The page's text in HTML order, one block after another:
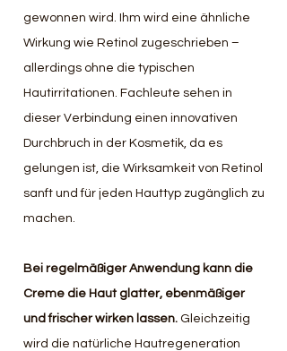
gewonnen wird. Ihm wird eine ähnliche
Wirkung wie Retinol zugeschrieben –
allerdings ohne die typischen
Hautirritationen. Fachleute sehen in
dieser Verbindung einen innovativen
Durchbruch in der Kosmetik, da es
gelungen ist, die Wirksamkeit von Retinol
sanft und für jeden Hauttyp zugänglich zu
machen.
Bei regelmäßiger Anwendung kann die
Creme die Haut glatter, ebenmäßiger
und frischer wirken lassen. Gleichzeitig
wird die natürliche Hautregeneration